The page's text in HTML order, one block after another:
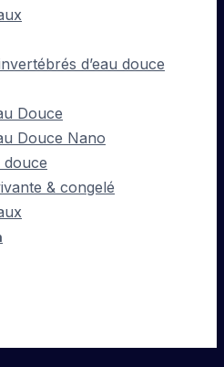
d’eau douce
Douce
Douce Nano
douce
& congelé